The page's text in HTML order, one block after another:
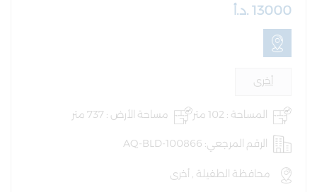
13000 .د.أ
أخرى
المساحة : 102 متر
مساحة الأرض : 737 متر
الرقم المرجعي: AQ-BLD-100866
محافظة الطفيلة , أخرى